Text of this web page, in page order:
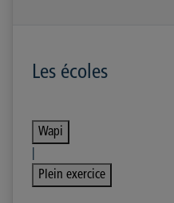
Les écoles
Wapi
Plein exercice